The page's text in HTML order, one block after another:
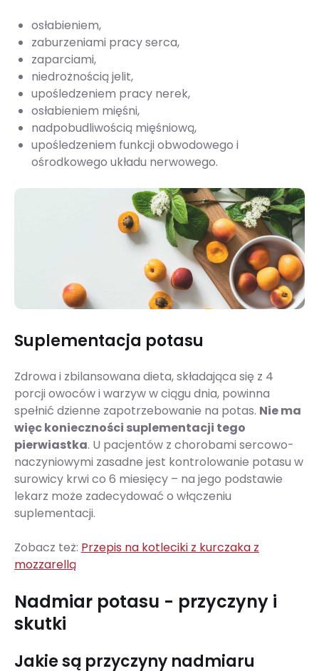
osłabieniem,
zaburzeniami pracy serca,
zaparciami,
niedrożnością jelit,
upośledzeniem pracy nerek,
osłabieniem mięśni,
nadpobudliwością mięśniową,
upośledzeniem funkcji obwodowego i
ośrodkowego układu nerwowego.
Suplementacja potasu
Zdrowa i zbilansowana dieta, składająca się z 4
porcji owoców i warzyw w ciągu dnia, powinna
spełnić dzienne zapotrzebowanie na potas. Nie ma
więc konieczności suplementacji tego
pierwiastka. U pacjentów z chorobami sercowo-
naczyniowymi zasadne jest kontrolowanie potasu w
surowicy krwi co 6 miesięcy – na jego podstawie
lekarz może zadecydować o włączeniu
suplementacji.
Zobacz też: Przepis na kotleciki z kurczaka z
mozzarellą
Nadmiar potasu - przyczyny i
skutki
Jakie są przyczyny nadmiaru